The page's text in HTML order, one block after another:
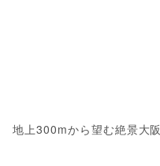
地上300mから望む絶景大阪